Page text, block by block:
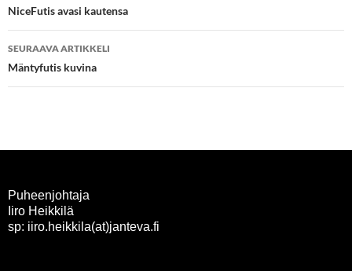
selaus
NiceFutis avasi kautensa
SEURAAVA ARTIKKELI
Mäntyfutis kuvina
Puheenjohtaja
Iiro Heikkilä
sp: iiro.heikkila(at)janteva.fi